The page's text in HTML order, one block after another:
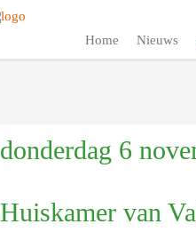
Home Nieuws
donderdag 6
Huiskamer van